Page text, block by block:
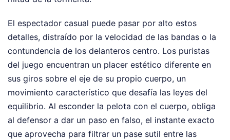
El espectador casual puede pasar por alto estos
detalles, distraído por la velocidad de las bandas o la
contundencia de los delanteros centro. Los puristas
del juego encuentran un placer estético diferente en
sus giros sobre el eje de su propio cuerpo, un
movimiento característico que desafía las leyes del
equilibrio. Al esconder la pelota con el cuerpo, obliga
al defensor a dar un paso en falso, el instante exacto
que aprovecha para filtrar un pase sutil entre las